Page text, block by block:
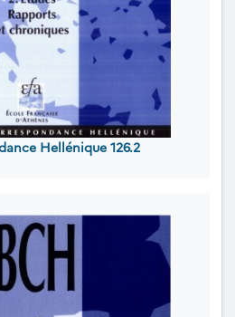
Hellénique 126.2